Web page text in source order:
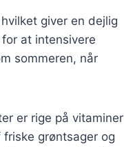
giver en dejlig
at intensivere
sommeren, når
er rige på vitaminer
grøntsager og